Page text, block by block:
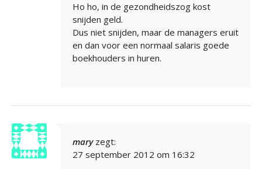
Ho ho, in de gezondheidszog kost
snijden geld.
Dus niet snijden, maar de managers eruit
en dan voor een normaal salaris goede
boekhouders in huren.
mary zegt:
27 september 2012 om 16:32